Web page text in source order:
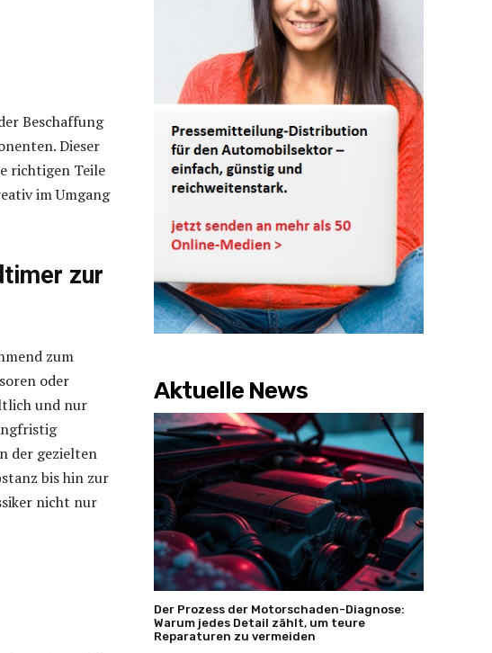
Beschaffung
Dieser
richtigen Teile
im Umgang
zur
zum
oder
und nur
der gezielten
bis hin zur
nicht nur
Aktuelle News
Der Prozess der Motorschaden-Diagnose:
Warum jedes Detail zählt, um teure
Reparaturen zu vermeiden